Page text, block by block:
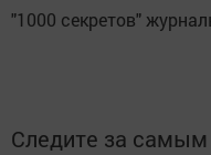
"1000 секретов"
Следите за